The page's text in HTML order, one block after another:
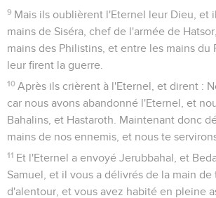
9 Mais ils oublièrent l'Eternel leur Dieu, et
mains de Siséra, chef de l'armée de
mains des Philistins, et entre les mains du
leur firent la guerre.
10 Après ils crièrent à l'Eternel, et dirent :
car nous avons abandonné l'Eternel, et
Bahalins, et Hastaroth. Maintenant donc
mains de nos ennemis, et nous te
11 Et l'Eternel a envoyé Jerubbahal, et
Samuel, et il vous a délivrés de la main de
d'alentour, et vous avez habité en pleine